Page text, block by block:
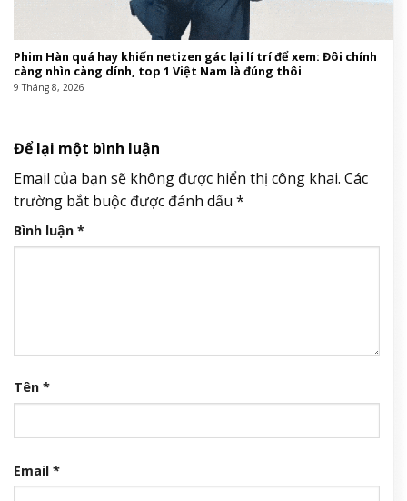
Phim Hàn quá hay khiến netizen gác lại lí trí để xem: Đôi chính
càng nhìn càng dính, top 1 Việt Nam là đúng thôi
9 Tháng 8, 2026
Để lại một bình luận
Email của bạn sẽ không được hiển thị công khai. Các
trường bắt buộc được đánh dấu *
Bình luận *
Tên *
Email *